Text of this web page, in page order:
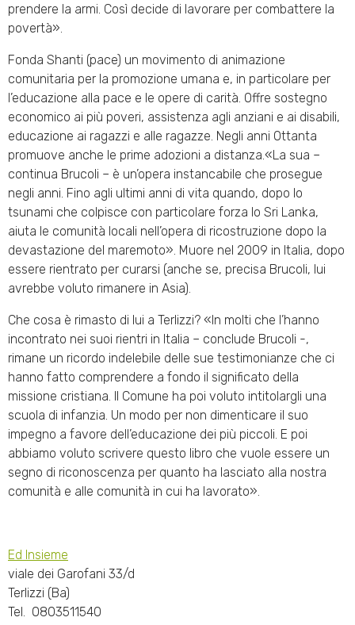
prendere la armi. Così decide di lavorare per combattere la
povertà».
Fonda Shanti (pace) un movimento di animazione
comunitaria per la promozione umana e, in particolare per
l’educazione alla pace e le opere di carità. Offre sostegno
economico ai più poveri, assistenza agli anziani e ai disabili,
educazione ai ragazzi e alle ragazze. Negli anni Ottanta
promuove anche le prime adozioni a distanza.«La sua –
continua Brucoli – è un’opera instancabile che prosegue
negli anni. Fino agli ultimi anni di vita quando, dopo lo
tsunami che colpisce con particolare forza lo Sri Lanka,
aiuta le comunità locali nell’opera di ricostruzione dopo la
devastazione del maremoto». Muore nel 2009 in Italia, dopo
essere rientrato per curarsi (anche se, precisa Brucoli, lui
avrebbe voluto rimanere in Asia).
Che cosa è rimasto di lui a Terlizzi? «In molti che l’hanno
incontrato nei suoi rientri in Italia – conclude Brucoli -,
rimane un ricordo indelebile delle sue testimonianze che ci
hanno fatto comprendere a fondo il significato della
missione cristiana. Il Comune ha poi voluto intitolargli una
scuola di infanzia. Un modo per non dimenticare il suo
impegno a favore dell’educazione dei più piccoli. E poi
abbiamo voluto scrivere questo libro che vuole essere un
segno di riconoscenza per quanto ha lasciato alla nostra
comunità e alle comunità in cui ha lavorato».
Ed Insieme
viale dei Garofani 33/d
Terlizzi (Ba)
Tel. 0803511540